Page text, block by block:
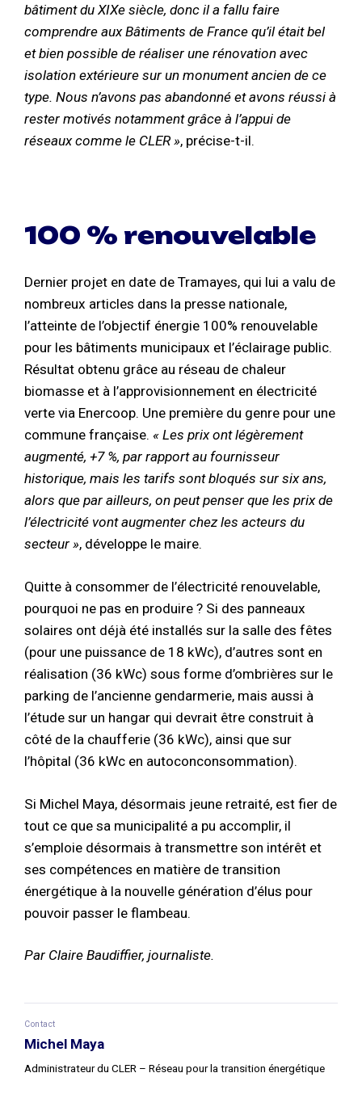
bâtiment du XIXe siècle, donc il a fallu faire
comprendre aux Bâtiments de France qu’il était bel
et bien possible de réaliser une rénovation avec
isolation extérieure sur un monument ancien de ce
type. Nous n’avons pas abandonné et avons réussi à
rester motivés notamment grâce à l’appui de
réseaux comme le CLER », précise-t-il.
100 % renouvelable
Dernier projet en date de Tramayes, qui lui a valu de
nombreux articles dans la presse nationale,
l’atteinte de l’objectif énergie 100% renouvelable
pour les bâtiments municipaux et l’éclairage public.
Résultat obtenu grâce au réseau de chaleur
biomasse et à l’approvisionnement en électricité
verte via Enercoop. Une première du genre pour une
commune française. « Les prix ont légèrement
augmenté, +7 %, par rapport au fournisseur
historique, mais les tarifs sont bloqués sur six ans,
alors que par ailleurs, on peut penser que les prix de
l’électricité vont augmenter chez les acteurs du
secteur », développe le maire.
Quitte à consommer de l’électricité renouvelable,
pourquoi ne pas en produire ? Si des panneaux
solaires ont déjà été installés sur la salle des fêtes
(pour une puissance de 18 kWc), d’autres sont en
réalisation (36 kWc) sous forme d’ombrières sur le
parking de l’ancienne gendarmerie, mais aussi à
l’étude sur un hangar qui devrait être construit à
côté de la chaufferie (36 kWc), ainsi que sur
l’hôpital (36 kWc en autoconconsommation).
Si Michel Maya, désormais jeune retraité, est fier de
tout ce que sa municipalité a pu accomplir, il
s’emploie désormais à transmettre son intérêt et
ses compétences en matière de transition
énergétique à la nouvelle génération d’élus pour
pouvoir passer le flambeau.
Par Claire Baudiffier, journaliste.
Contact
Michel Maya
Administrateur du CLER – Réseau pour la transition énergétique